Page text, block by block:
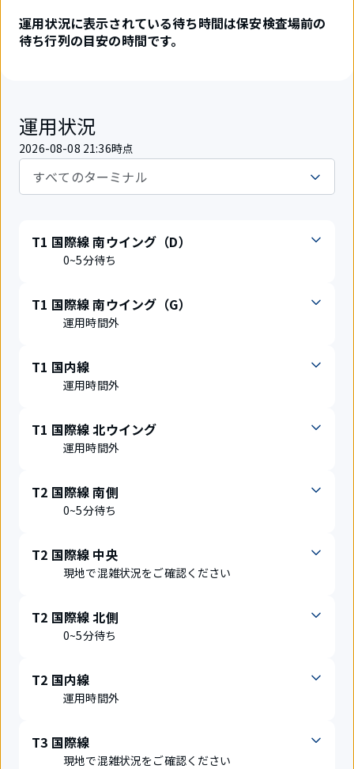
運用状況に表示されている待ち時間は保安検査場前の
待ち行列の目安の時間です。
運用状況
2026-08-08 21:36時点
T1 国際線 南ウイング（D）
0~5分待ち
T1 国際線 南ウイング（G）
運用時間外
T1 国内線
運用時間外
T1 国際線 北ウイング
運用時間外
T2 国際線 南側
0~5分待ち
T2 国際線 中央
現地で混雑状況をご確認ください
T2 国際線 北側
0~5分待ち
T2 国内線
運用時間外
T3 国際線
現地で混雑状況をご確認ください